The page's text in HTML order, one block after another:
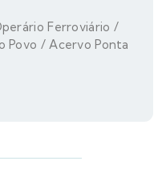
Ferroviário /
Povo / Acervo Ponta